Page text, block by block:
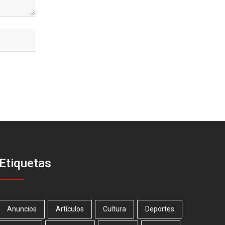
Etiquetas
Anuncios Artículos Cultura Deportes